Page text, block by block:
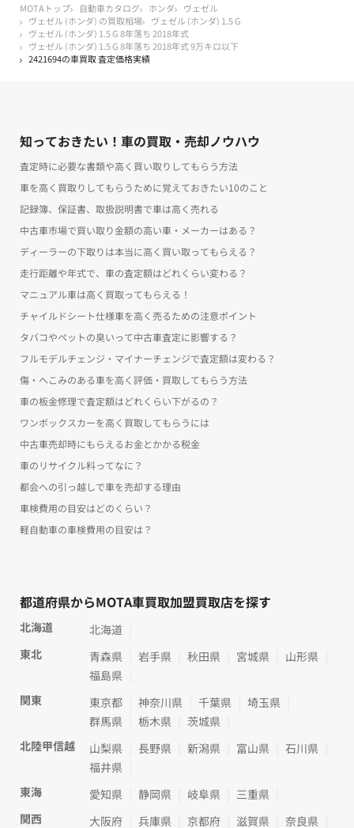
MOTAトップ
自動車カタログ ホンダ
ヴェゼル
ヴェゼル (ホンダ) の買取相場
ヴェゼル (ホンダ) 1.5 G
ヴェゼル (ホンダ) 1.5 G 8年落ち 2018年式
ヴェゼル (ホンダ) 1.5 G 8年落ち 2018年式 9万キロ以下
2421694の車買取 査定価格実績
知っておきたい！車の買取・売却ノウハウ
査定時に必要な書類や高く買い取りしてもらう方法
車を高く買取りしてもらうために覚えておきたい10のこと
記録簿、保証書、取扱説明書で車は高く売れる
中古車市場で買い取り金額の高い車・メーカーはある？
ディーラーの下取りは本当に高く買い取ってもらえる？
走行距離や年式で、車の査定額はどれくらい変わる？
マニュアル車は高く買取ってもらえる！
チャイルドシート仕様車を高く売るための注意ポイント
タバコやペットの臭いって中古車査定に影響する？
フルモデルチェンジ・マイナーチェンジで査定額は変わる？
傷・へこみのある車を高く評価・買取してもらう方法
車の板金修理で査定額はどれくらい下がるの？
ワンボックスカーを高く買取してもらうには
中古車売却時にもらえるお金とかかる税金
車のリサイクル料ってなに？
都会への引っ越しで車を売却する理由
車検費用の目安はどのくらい？
軽自動車の車検費用の目安は？
都道府県からMOTA車買取加盟買取店を探す
北海道
北海道
東北
青森県 岩手県 秋田県 宮城県
山形県
福島県
関東
東京都 神奈川県 千葉県
埼玉県
群馬県
栃木県
茨城県
北陸甲信越
山梨県 長野県 新潟県 富山県
石川県
福井県
東海
愛知県 静岡県 岐阜県
三重県
関西
大阪府 兵庫県 京都府 滋賀県 奈良県